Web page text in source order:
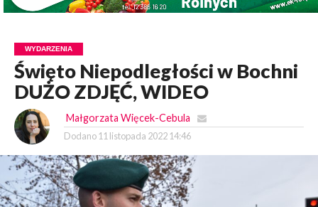
WYDARZENIA
Święto Niepodległości w Bochni
DUŻO ZDJĘĆ, WIDEO
Małgorzata Więcek-Cebula
Dodano 11 listopada 2022 14:46